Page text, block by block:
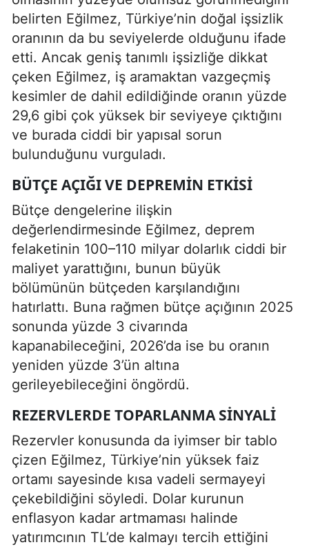
belirten Eğilmez, Türkiye’nin doğal işsizlik
oranının da bu seviyelerde olduğunu ifade
etti. Ancak geniş tanımlı işsizliğe dikkat
çeken Eğilmez, iş aramaktan vazgeçmiş
kesimler de dahil edildiğinde oranın yüzde
29,6 gibi çok yüksek bir seviyeye çıktığını
ve burada ciddi bir yapısal sorun
bulunduğunu vurguladı.
BÜTÇE AÇIĞI VE DEPREMIN ETKISI
Bütçe dengelerine ilişkin
değerlendirmesinde Eğilmez, deprem
felaketinin 100–110 milyar dolarlık ciddi bir
maliyet yarattığını, bunun büyük
bölümünün bütçeden karşılandığını
hatırlattı. Buna rağmen bütçe açığının 2025
sonunda yüzde 3 civarında
kapanabileceğini, 2026’da ise bu oranın
yeniden yüzde 3’ün altına
gerileyebileceğini öngördü.
REZERVLERDE TOPARLANMA SINYALI
Rezervler konusunda da iyimser bir tablo
çizen Eğilmez, Türkiye’nin yüksek faiz
ortamı sayesinde kısa vadeli sermayeyi
çekebildiğini söyledi. Dolar kurunun
enflasyon kadar artmaması halinde
yatırımcının TL’de kalmayı tercih ettiğini